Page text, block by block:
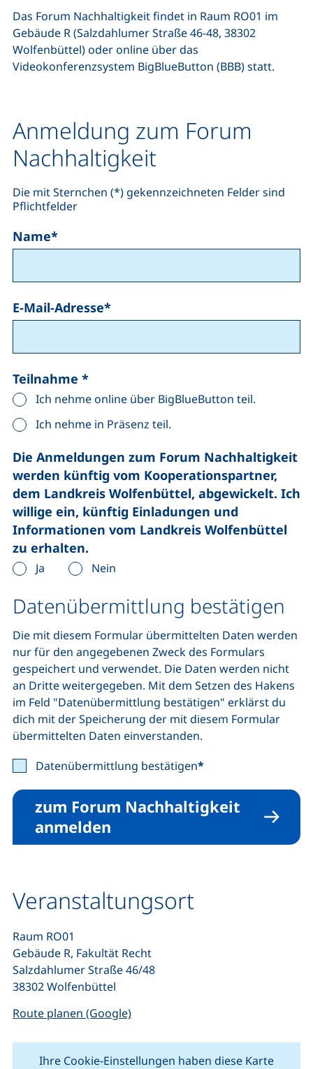
Das Forum Nachhaltigkeit findet in Raum RO01 im
Gebäude R (Salzdahlumer Straße 46-48, 38302
Wolfenbüttel) oder online über das
Videokonferenzsystem BigBlueButton (BBB) statt.
Anmeldung zum Forum
Nachhaltigkeit
Die mit Sternchen (*) gekennzeichneten Felder sind
Pflichtfelder
Name*
E-Mail-Adresse*
Teilnahme *
Ich nehme online über BigBlueButton teil.
Ich nehme in Präsenz teil.
Die Anmeldungen zum Forum Nachhaltigkeit
werden künftig vom Kooperationspartner,
dem Landkreis Wolfenbüttel, abgewickelt. Ich
willige ein, künftig Einladungen und
Informationen vom Landkreis Wolfenbüttel
zu erhalten.
Ja Nein
Datenübermittlung bestätigen
Die mit diesem Formular übermittelten Daten werden
nur für den angegebenen Zweck des Formulars
gespeichert und verwendet. Die Daten werden nicht
an Dritte weitergegeben. Mit dem Setzen des Hakens
im Feld "Datenübermittlung bestätigen" erklärst du
dich mit der Speicherung der mit diesem Formular
übermittelten Daten einverstanden.
Datenübermittlung bestätigen*
zum Forum Nachhaltigkeit
anmelden
Veranstaltungsort
Raum RO01
Gebäude R, Fakultät Recht
Salzdahlumer Straße 46/48
38302 Wolfenbüttel
Route planen (Google)(externer Link, öffnet neues
Ihre Cookie-Einstellungen haben diese Karte